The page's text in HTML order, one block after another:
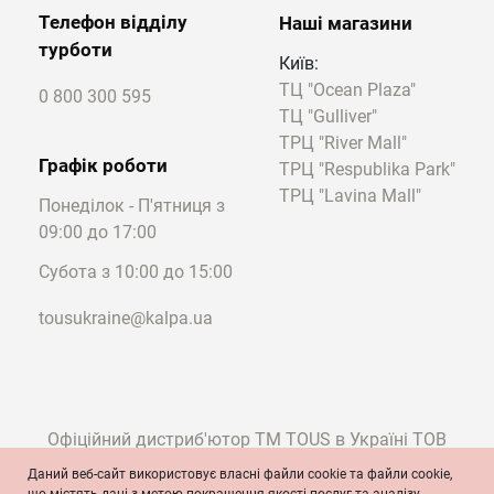
характеристики, а прикраси з нього
виглядають стильно та гламурно.
Моделі можуть відноситися до різних
колекцій. Залежно від приналежності
різняться стилістика та дизайнерські
особливості прикрас. Якщо розглядаєте
кафи, такі сережки купити в Черкасах
можна з колекцій:
Les Classiques;
Відмітимо, що TOUS пропонує не лише
ювелірні вироби, виконані у певній
Телефон відділу
турботи
0 800 300 595
Графік роботи
Понеділок - П'ятниця з
09:00 до 17:00
Субота з 10:00 до 15:00
tousukraine@kalpa.ua
Наші магазини
Київ:
ТЦ "Ocean Plaza"
ТЦ "Gulliver"
ТРЦ "River Mall"
ТРЦ "Respublika Park"
ТРЦ "Lavina Mall"
Офіційний дистриб'ютор ТМ TOUS в Україні ТОВ
"Калпа"
Даний веб-сайт використовує власні файли cookie та файли cookie,